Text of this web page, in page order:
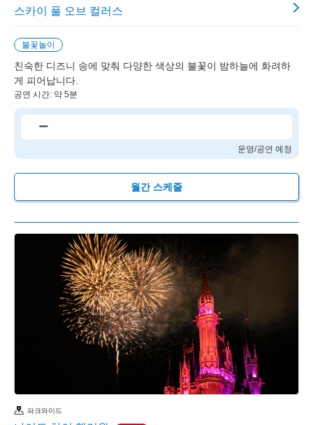
스카이 풀 오브 컬러스
불꽃놀이
친숙한 디즈니 송에 맞춰 다양한 색상의 불꽃이 밤하늘에 화려하
게 피어납니다.
공연 시간: 약 5분
ー
운영/공연 예정
월간 스케줄
파크와이드